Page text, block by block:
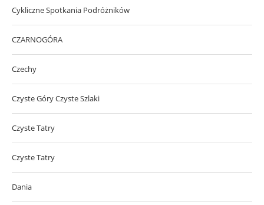
Cykliczne Spotkania Podróżników
CZARNOGÓRA
Czechy
Czyste Góry Czyste Szlaki
Czyste Tatry
Czyste Tatry
Dania